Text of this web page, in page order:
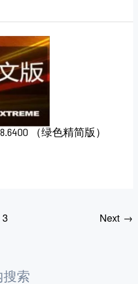
（绿色精简版）
3 Next →
搜索